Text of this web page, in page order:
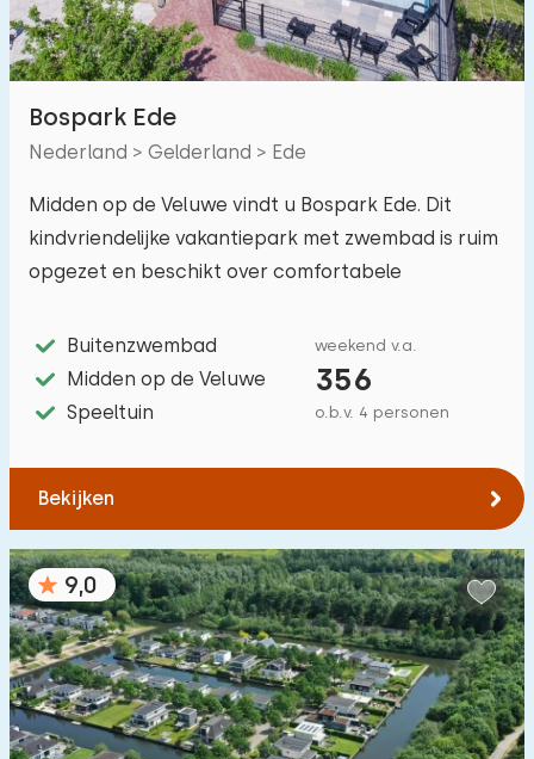
Bospark Ede
Nederland > Gelderland > Ede
Midden op de Veluwe vindt u Bospark Ede. Dit
kindvriendelijke vakantiepark met zwembad is ruim
opgezet en beschikt over comfortabele
Buitenzwembad
Midden op de Veluwe
Speeltuin
weekend v.a.
356
o.b.v. 4 personen
Bekijken
9,0